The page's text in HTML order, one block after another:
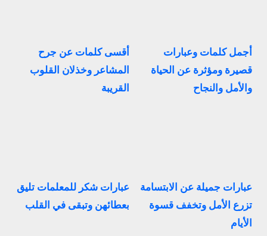
أجمل كلمات وعبارات
قصيرة ومؤثرة عن الحياة
والأمل والنجاح
أقسى كلمات عن جرح
المشاعر وخذلان القلوب
القريبة
عبارات جميلة عن الابتسامة
تزرع الأمل وتخفف قسوة
الأيام
عبارات شكر للمعلمات تليق
بعطائهن وتبقى في القلب